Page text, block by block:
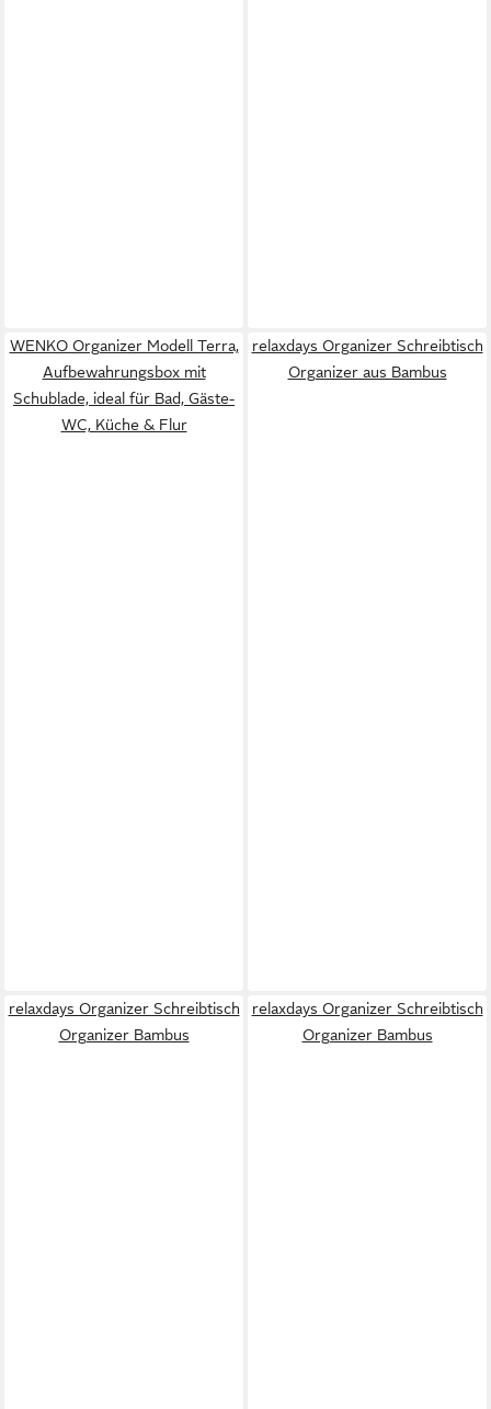
WENKO Organizer Modell Terra,
Aufbewahrungsbox mit
Schublade, ideal für Bad, Gäste-
WC, Küche & Flur
relaxdays Organizer Schreibtisch
Organizer aus Bambus
relaxdays Organizer Schreibtisch
Organizer Bambus
relaxdays Organizer Schreibtisch
Organizer Bambus